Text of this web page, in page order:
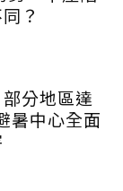
？
分地區達
暑中心全面